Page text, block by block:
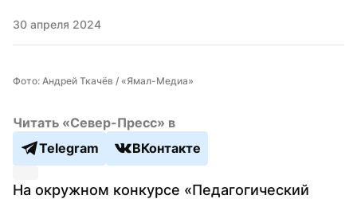
30 апреля 2024
Фото: Андрей Ткачёв / «Ямал-Медиа»
Читать «Север-Пресс» в
Telegram
ВКонтакте
На окружном конкурсе «Педагогический